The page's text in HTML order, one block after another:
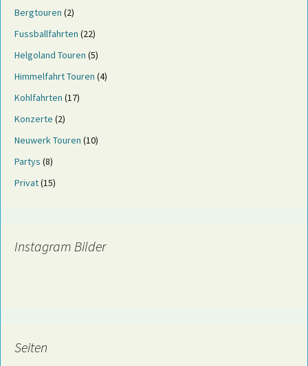
Bergtouren (2)
Fussballfahrten (22)
Helgoland Touren (5)
Himmelfahrt Touren (4)
Kohlfahrten (17)
Konzerte (2)
Neuwerk Touren (10)
Partys (8)
Privat(15)
Instagram Bilder
Seiten